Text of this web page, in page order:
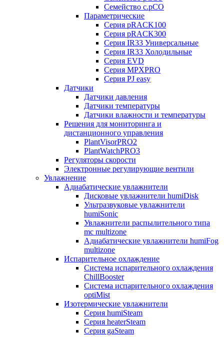
Семейство c.pCO
Параметрические
Серия pRACK100
Серия pRACK300
Серия IR33 Универсальные
Серия IR33 Холодильные
Серия EVD
Серия MPXPRO
Серия PJ easy
Датчики
Датчики давления
Датчики температуры
Датчики влажности и температуры
Решения для мониторинга и
дистанционного управления
PlantVisorPRO2
PlantWatchPRO3
Регуляторы скорости
Электронные регулирующие вентили
Увлажнение
Адиабатические увлажнители
Дисковые увлажнители humiDisk
Ультразвуковые увлажнители
humiSonic
Увлажнители распылительного типа
mc multizone
Адиабатические увлажнители humiFog
multizone
Испарительное охлаждение
Система испарительного охлаждения
ChillBooster
Система испарительного охлаждения
optiMist
Изотермические увлажнители
Серия humiSteam
Серия heaterSteam
Серия gaSteam